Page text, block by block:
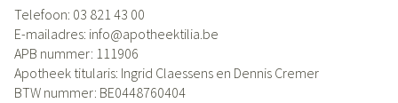
Telefoon: 03 821 43 00
E-mailadres: info@apotheektilia.be
APB nummer: 111906
Apotheek titularis: Ingrid Claessens en Dennis Cremer
BTW nummer: BE0448760404